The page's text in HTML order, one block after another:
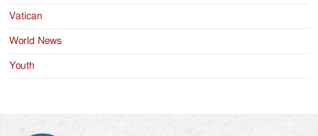
Vatican
World News
Youth